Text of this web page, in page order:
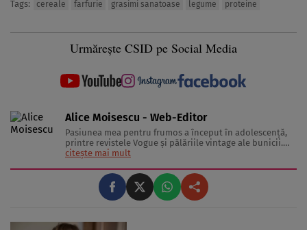
Tags: cereale farfurie grasimi sanatoase legume proteine
Urmărește CSID pe Social Media
Alice Moisescu - Web-Editor
Pasiunea mea pentru frumos a început în adolescență,
printre revistele Vogue și pălăriile vintage ale bunicii.
Astăzi, am transformat acea fascinație într-o misiune:
citește mai mult